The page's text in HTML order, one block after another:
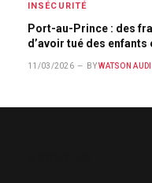
INSÉCURITÉ
Port-au-Prince : des
d’avoir tué des enfants
11/03/2026 BY WATSON